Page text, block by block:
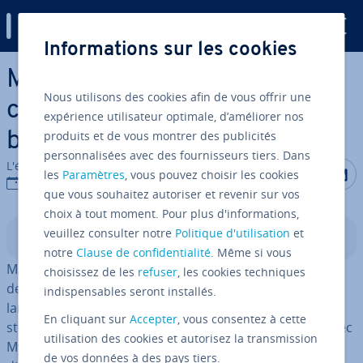
Aller au contenu principal
MariaDB vs Post­greSQL :
com­pa­rai­son complète des
bases de données
L'équipe édi­to­riale IONOS
25/11/2025
Partager
Sommaire
MariaDB et Post­greSQL sont deux systèmes de gestion
de bases de données re­la­tion­nelles open source
largement utilisés. MariaDB séduit par ses moteurs de
stockage mo­du­laires, sa com­pa­ti­bi­lité trans­pa­rente avec
MySQL et sa grande stabilité. Quant à Post­greSQL, il se
Informations sur les cookies
Nous utilisons des cookies afin de vous offrir une
expérience utilisateur optimale, d’améliorer nos
produits et de vous montrer des publicités
personnalisées avec des fournisseurs tiers. Dans
les Paramètres, vous pouvez choisir les cookies
que vous souhaitez autoriser et revenir sur vos
choix à tout moment. Pour plus d'informations,
veuillez consulter notre Politique d'utilisation et
notreClause de confidentialité. Même si vous
choisissez de les refuser, les cookies techniques
indispensables seront installés.
En cliquant surAccepter, vous consentez à cette
utilisation des cookies et autorisez la transmission
de vos données à des pays tiers.